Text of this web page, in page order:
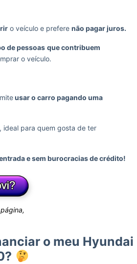
o veículo e prefere não pagar juros.
de pessoas que contribuem
o veículo.
usar o carro pagando uma
ideal para quem gosta de ter
e sem burocracias de crédito!
o meu Hyundai